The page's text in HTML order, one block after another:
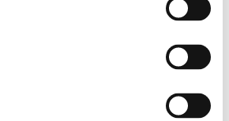
de la formation en entreprise
fonctionnalités du portail lifelong-
les internautes et les
de formation membres de la